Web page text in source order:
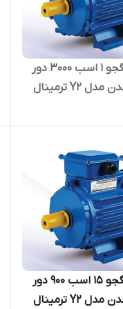
الکتروموتور گوانگجو 1 اسب 3000 دور
سه فاز پوسته چدن مدل Y2 ترمینال
الکتروموتور گوانگجو 15 اسب 900 دور
سه فاز پوسته چدن مدل Y2 ترمینال